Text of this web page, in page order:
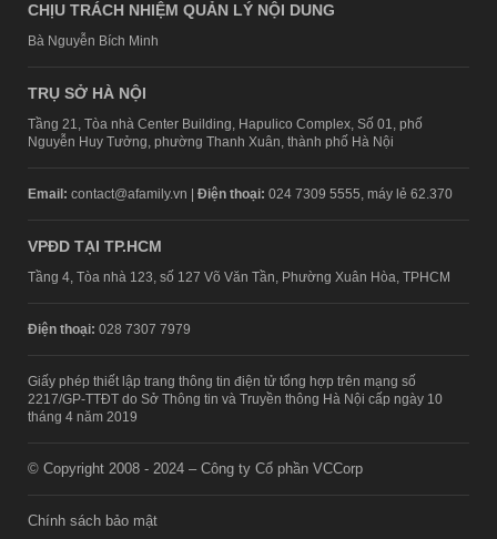
CHỊU TRÁCH NHIỆM QUẢN LÝ NỘI DUNG
Bà Nguyễn Bích Minh
TRỤ SỞ HÀ NỘI
Tầng 21, Tòa nhà Center Building, Hapulico Complex, Số 01, phố
Nguyễn Huy Tưởng, phường Thanh Xuân, thành phố Hà Nội
Email: contact@afamily.vn | Điện thoại: 024 7309 5555, máy lẻ 62.370
VPĐD TẠI TP.HCM
Tầng 4, Tòa nhà 123, số 127 Võ Văn Tần, Phường Xuân Hòa, TPHCM
Điện thoại: 028 7307 7979
Giấy phép thiết lập trang thông tin điện tử tổng hợp trên mạng số
2217/GP-TTĐT do Sở Thông tin và Truyền thông Hà Nội cấp ngày 10
tháng 4 năm 2019
© Copyright 2008 - 2024 – Công ty Cổ phần VCCorp
Chính sách bảo mật